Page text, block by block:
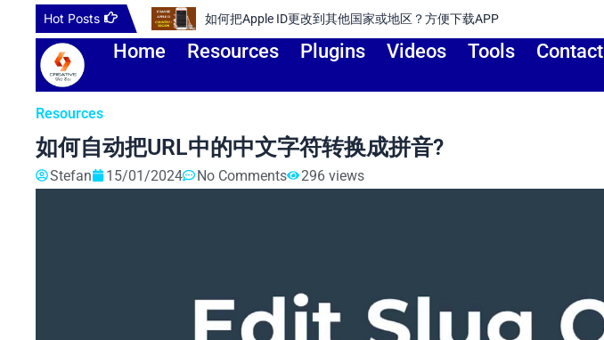
content
Hot Posts 如何把Apple ID更改到其他国家或地区？方便下载APP
Home Resources Plugins Videos Tools Contact
Resources
如何自动把URL中的中文字符转换成拼音?
Stefan 15/01/2024 No Comments 296 views